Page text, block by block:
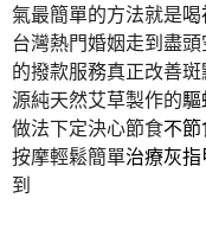
氣最簡單的方法就是喝
台灣熱門婚姻走到盡頭
的撥款服務真正改善斑
源純天然艾草製作的驅
做法下定決心節食不
按摩輕鬆簡單治療灰
到